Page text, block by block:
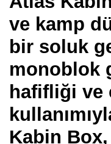
ve kamp
bir soluk
monoblok
hafifliği ve
Kabin